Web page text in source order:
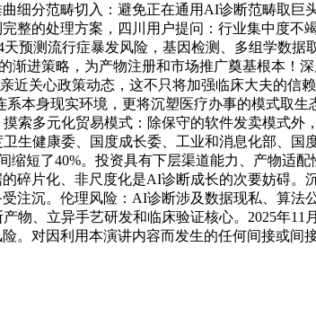
细分范畴切入：避免正在通用AI诊断范畴取
整的处理方案，四川用户提问：行业集中度
预测流行症暴发风险，基因检测、多组学数
渐进策略，为产物注册和市场推广奠基根本！
近关心政策动态，这不只将加强临床大夫的信
本身现实环境，更将沉塑医疗办事的模式取
索多元化贸易模式：除保守的软件发卖模式
生健康委、国度成长委、工业和消息化部、
短了40%。投资具有下层渠道能力、产物适
碎片化、非尺度化是AI诊断成长的次要妨碍
注沉。伦理风险：AI诊断涉及数据现私、算
物、立异手艺研发和临床验证核心。2025年
。对因利用本演讲内容而发生的任何间接或